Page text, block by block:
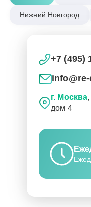
Нижний Новгород
+7 (495)
г. Москва
дом 4